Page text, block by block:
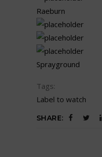
Raeburn
Sprayground
Tags:
Label to watch
SHARE: